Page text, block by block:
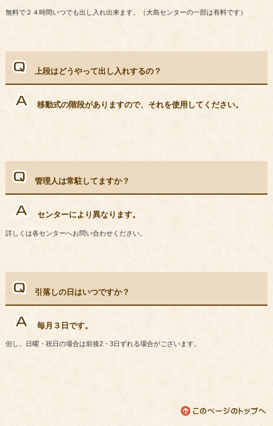
無料で２４時間いつでも出し入れ出来ます。（大島センターの一部は有料です）
上段はどうやって出し入れするの？
移動式の階段がありますので、それを使用してください。
管理人は常駐してますか？
センターにより異なります。
詳しくは各センターへお問い合わせください。
引落しの日はいつですか？
毎月３日です。
但し、日曜・祝日の場合は前後2・3日ずれる場合がございます。